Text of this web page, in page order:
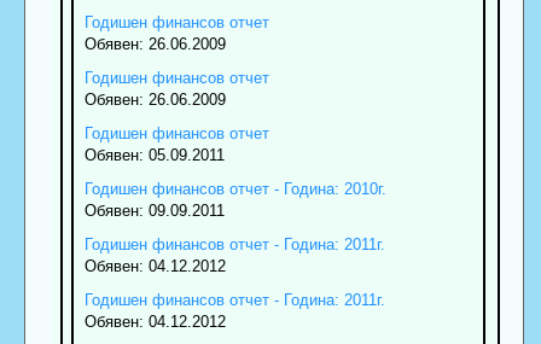
Годишен финансов отчет
Обявен: 26.06.2009
Годишен финансов отчет
Обявен: 26.06.2009
Годишен финансов отчет
Обявен: 05.09.2011
Годишен финансов отчет - Година: 2010г.
Обявен: 09.09.2011
Годишен финансов отчет - Година: 2011г.
Обявен: 04.12.2012
Годишен финансов отчет - Година: 2011г.
Обявен: 04.12.2012